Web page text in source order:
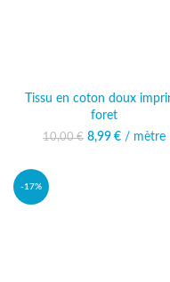
Tissu en coton doux
foret
10,00€ Le prix initial
8,99 € Le prix
/ mètre
-17%